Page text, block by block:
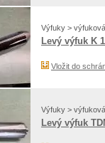
Výfuky >
Levý výfuk K
Vložit do
Výfuky >
Levý výfuk